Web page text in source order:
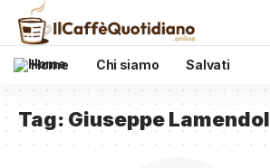
Home Chi siamo Salvati
Tag: Giuseppe